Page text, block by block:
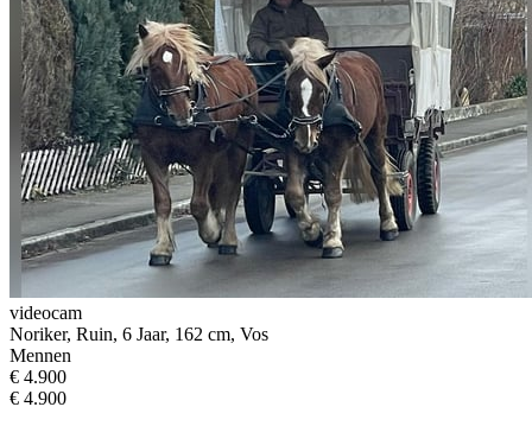
videocam
Noriker, Ruin, 6 Jaar, 162 cm, Vos
Mennen
€ 4.900
€ 4.900